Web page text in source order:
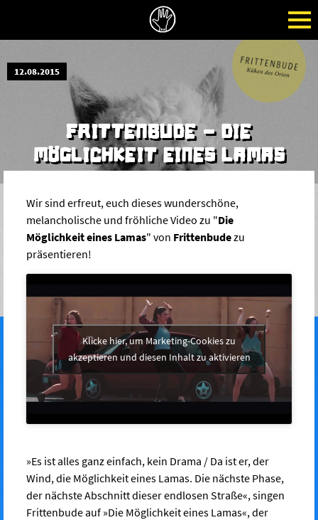
12.08.2015
FRITTENBUDE - DIE
MÖGLICHKEIT EINES LAMAS
Wir sind erfreut, euch dieses wunderschöne,
melancholische und fröhliche Video zu "Die
Möglichkeit eines Lamas" von Frittenbudezu
präsentieren!
Klicke hier, um Marketing-Cookies zu
akzeptieren und diesen Inhalt zu aktivieren
»Es ist alles ganz einfach, kein Drama / Da ist er, der
Wind, die Möglichkeit eines Lamas. Die nächste Phase,
der nächste Abschnitt dieser endlosen Straße«, singen
Frittenbude auf »Die Möglichkeit eines Lamas«, der